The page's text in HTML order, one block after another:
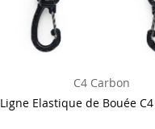
C4 Carbon
Ligne Elastique de Bouée